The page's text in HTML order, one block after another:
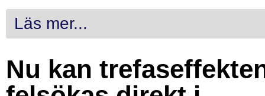
Läs mer...
Nu kan